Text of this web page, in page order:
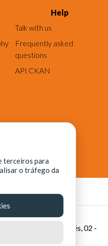
Help
Talk with us
Frequently asked
questions
API CKAN
de Ciência,
- Rua dos Tremembés, 02 -
terceiros para
o tráfego da